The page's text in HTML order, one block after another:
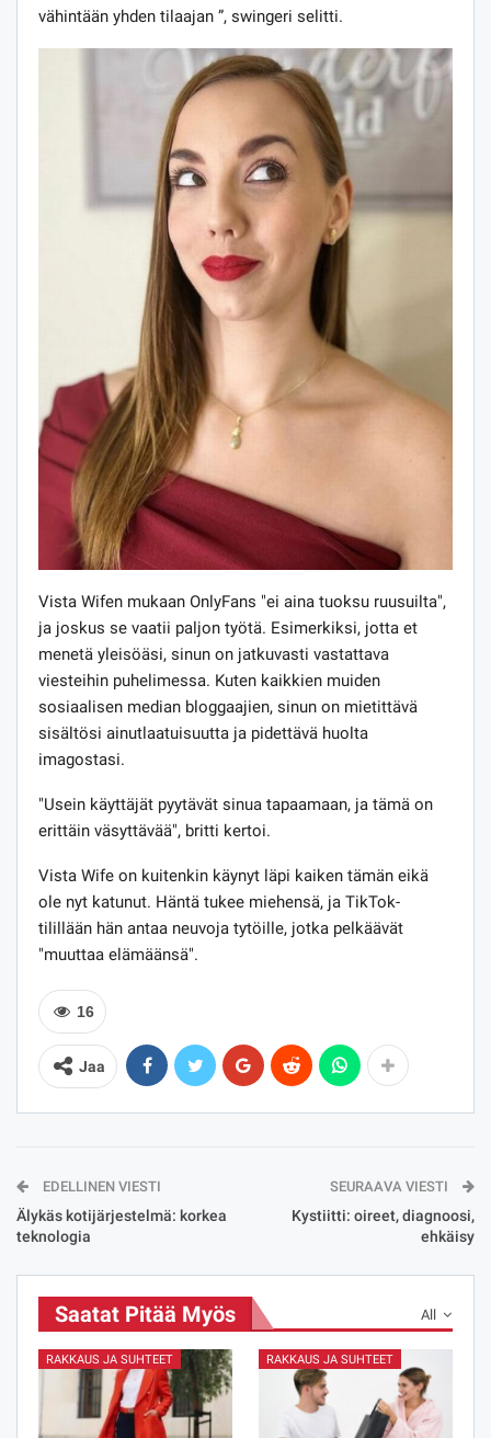
vähintään yhden tilaajan ”, swingeri selitti.
Vista Wifen mukaan OnlyFans "ei aina tuoksu ruusuilta",
ja joskus se vaatii paljon työtä. Esimerkiksi, jotta et
menetä yleisöäsi, sinun on jatkuvasti vastattava
viesteihin puhelimessa. Kuten kaikkien muiden
sosiaalisen median bloggaajien, sinun on mietittävä
sisältösi ainutlaatuisuutta ja pidettävä huolta
imagostasi.
"Usein käyttäjät pyytävät sinua tapaamaan, ja tämä on
erittäin väsyttävää", britti kertoi.
Vista Wife on kuitenkin käynyt läpi kaiken tämän eikä
ole nyt katunut. Häntä tukee miehensä, ja TikTok-
tilillään hän antaa neuvoja tytöille, jotka pelkäävät
"muuttaa elämäänsä".
16
Jaa
EDELLINEN VIESTI
Älykäs kotijärjestelmä: korkea
teknologia
SEURAAVA VIESTI
Kystiitti: oireet, diagnoosi,
ehkäisy
All
Saatat Pitää Myös
RAKKAUS JA SUHTEET RAKKAUS JA SUHTEET